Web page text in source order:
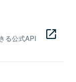
る公式API